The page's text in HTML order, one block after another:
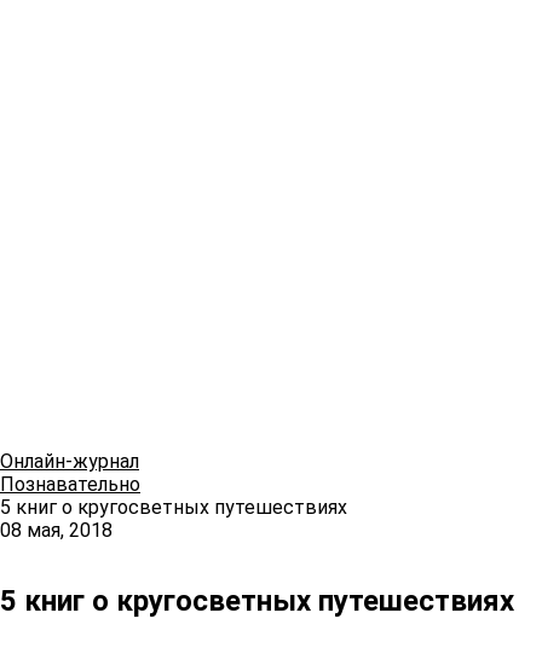
Онлайн-журнал
Познавательно
5 книг о кругосветных путешествиях
08 мая, 2018
5 книг о кругосветных путешествиях